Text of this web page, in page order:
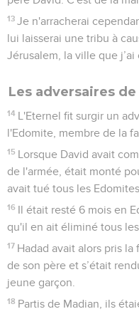
13 Je n'arracherai
lui laisserai une tribu à
Jérusalem, la ville que j’ai
Les adversaires de
14 L'Eternel fit surgir un
l'Edomite, membre de la
15 Lorsque David avait
de l'armée, était monté
avait tué tous les
16 Il était resté 6 mois en
qu'il en ait éliminé tous les
17 Hadad avait alors pris
de son père et s’était
jeune garçon.
18 Partis de Madian, ils